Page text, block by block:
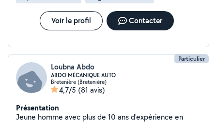
Voir le profil Contacter
Particulier
Loubna Abdo
ABDO MÉCANIQUE AUTO
Bretenière (Bretenière)
4,7/5 (81 avis)
Présentation
Jeune homme avec plus de 10 ans d'expérience en